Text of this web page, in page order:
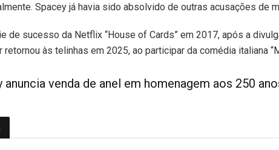
Spacey já havia sido absolvido de outras acusações de
de sucesso da Netflix “House of Cards” em 2017, após a
retornou às telinhas em 2025, ao participar da comédia italiana
anuncia venda de anel em homenagem aos 250